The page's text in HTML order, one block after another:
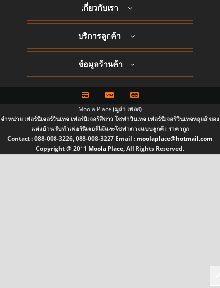
เกี่ยวกับเรา
บริการลูกค้า
ข้อมูลร้านค้า
Moola Place (มูล่า เพลส)
จำหน่าย เฟอร์นิเจอร์วินเทจ เฟอร์นิเจอร์สีขาว โซฟาวินเทจ เฟอร์นิเจอร์วินเทจหลุยส์ ของ
แต่งบ้าน รับทำเฟอร์นิเจอร์ไม้และโซฟาตามแบบลูกค้า ราคาถูก
Contact :088-008-3226, 088-008-3227 Email : moolaplace@hotmail.com
Copyright @ 2011 Moola Place, All Rights Reserved.